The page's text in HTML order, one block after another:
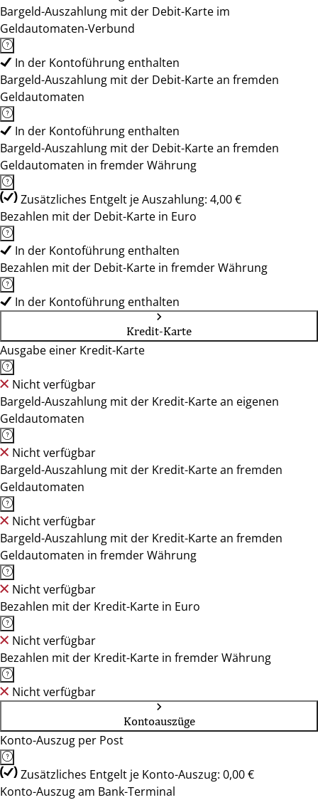
Bargeld-Auszahlung mit der Debit-Karte im
Geldautomaten-Verbund
In der Kontoführung enthalten
Bargeld-Auszahlung mit der Debit-Karte an fremden
Geldautomaten
In der Kontoführung enthalten
Bargeld-Auszahlung mit der Debit-Karte an fremden
Geldautomaten in fremder Währung
Zusätzliches Entgelt je Auszahlung: 4,00 €
Bezahlen mit der Debit-Karte in Euro
In der Kontoführung enthalten
Bezahlen mit der Debit-Karte in fremder Währung
In der Kontoführung enthalten
Kredit-Karte
Ausgabe einer Kredit-Karte
Nicht verfügbar
Bargeld-Auszahlung mit der Kredit-Karte an eigenen
Geldautomaten
Nicht verfügbar
Bargeld-Auszahlung mit der Kredit-Karte an fremden
Geldautomaten
Nicht verfügbar
Bargeld-Auszahlung mit der Kredit-Karte an fremden
Geldautomaten in fremder Währung
Nicht verfügbar
Bezahlen mit der Kredit-Karte in Euro
Nicht verfügbar
Bezahlen mit der Kredit-Karte in fremder Währung
Nicht verfügbar
Kontoauszüge
Konto-Auszug per Post
Zusätzliches Entgelt je Konto-Auszug: 0,00 €
Konto-Auszug am Bank-Terminal